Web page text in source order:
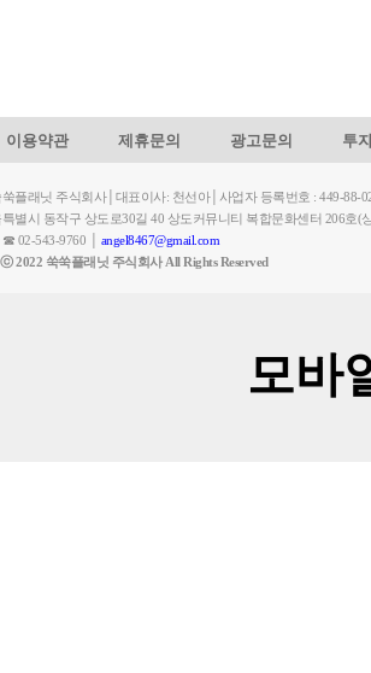
이용약관 제휴문의 광고문의 투
플래닛 주식회사│대표이사: 천선아│사업자 등록번호 : 449-88-
특별시 동작구 상도로30길 40 상도커뮤니티 복합문화센터 206호(
☎ 02-543-9760 │ angel8467@gmail.com
2022 쑥쑥플래닛 주식회사 All Rights Reserved
모바